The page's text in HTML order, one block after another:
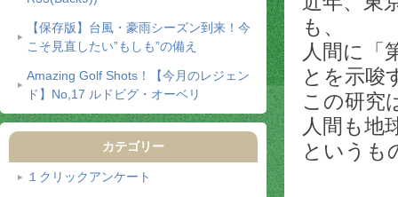
【保存版】台風・豪雨シーズン到来！今
こそ見直したい”もしも”の備え
Amazing Golf Shots！【今月のレジェン
ド】No,17 ルドビグ・オーベリ
カテゴリー
１クリックアンケート
も、
人間に「
とを示唆
この研究
人間も地
というも